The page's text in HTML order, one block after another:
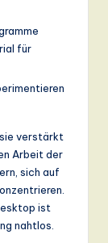
für
verstärkt
Arbeit der
sich auf
ist
nahtlos.